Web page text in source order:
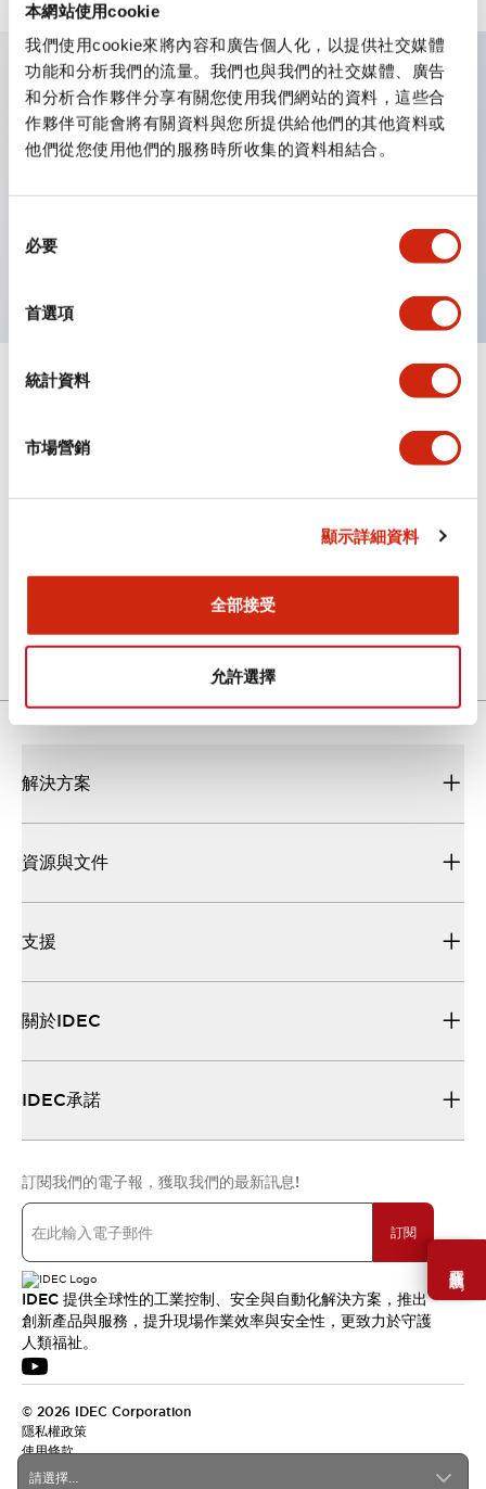
本網站使用cookie
我們使用cookie來將內容和廣告個人化，以提供社交媒體
功能和分析我們的流量。我們也與我們的社交媒體、廣告
和分析合作夥伴分享有關您使用我們網站的資料，這些合
作夥伴可能會將有關資料與您所提供給他們的其他資料或
他們從您使用他們的服務時所收集的資料相結合。
必要
首選項
統計資料
市場營銷
顯示詳細資料
全部接受
允許選擇
需要幫助嗎？
主要特點
具備保護結構IP40及IP65（IEC 60529）
作業性提升的背部端子方式，全系列統一22mm軸長的
φ12 A2系列 小型控制元件
1.93MB
請選擇...
解決方案
資源與文件
支援
關於IDEC
IDEC承諾
訂閱我們的電子報，獲取我們的最新訊息!
訂閱
IDEC 提供全球性的工業控制、安全與自動化解決方案，推出
創新產品與服務，提升現場作業效率與安全性，更致力於守護
人類福祉。
© 2026 IDEC Corporation
隱私權政策
使用條款